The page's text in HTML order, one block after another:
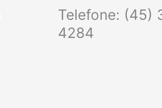
Telefone: (45)
4284